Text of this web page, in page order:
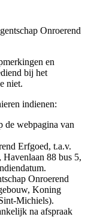
Onroerend
en
bij het
niet.
indienen:
de webpagina van
Erfgoed, t.a.v.
88 bus 5,
Onroerend
Koning
Michiels).
na afspraak